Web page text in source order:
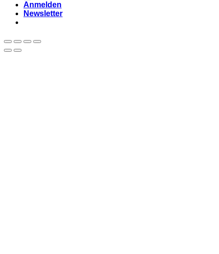
Anmelden
Newsletter